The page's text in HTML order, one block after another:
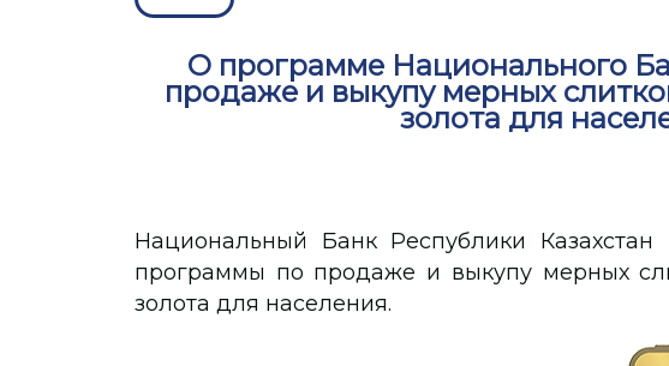
О программе Национального
продаже и выкупу мерных
золота для
Национальный Банк Республики
программы по продаже и выкупу мерных
золота для населения.